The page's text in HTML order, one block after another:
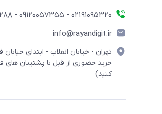
۰۲۱91095320 - 09120057355 - 09915561288
info@rayandigit.ir
تهران - خیابان انقلاب - ابتدای
خرید حضوری از قبل با پشتیبان های
کنید)